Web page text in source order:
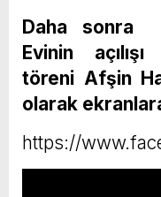
Daha sonra
Evinin
töreni Afşin
olarak
https://